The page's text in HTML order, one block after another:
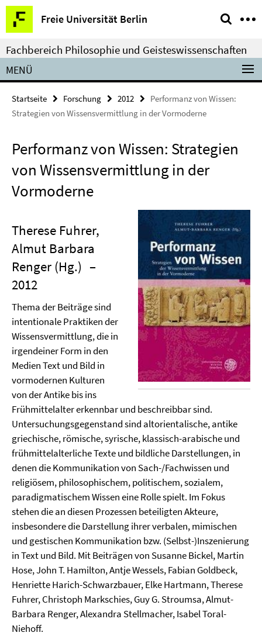
Springe
direkt
zu
Inhalt
Freie Universität Berlin
Service-
Navigation
Fachbereich Philosophie und Geisteswissenschaften
MENÜ
Startseite Forschung 2012
Performanz von Wissen:
Strategien von Wissensvermittlung in der Vormoderne
Performanz von Wissen: Strategien
von Wissensvermittlung in der
Vormoderne
Therese Fuhrer,
Almut Barbara
Renger (Hg.) –
2012
Thema der Beiträge sind
intentionale Praktiken der
Wissensvermittlung, die in
irgendeiner Form in den
Medien Text und Bild in
vormodernen Kulturen
von der Antike bis ins
Frühmittelalter erkennbar und beschreibbar sind.
Untersuchungsgegenstand sind altorientalische, antike
griechische, römische, syrische, klassisch-arabische und
frühmittelalterliche Texte und bildliche Darstellungen, in
denen die Kommunikation von Sach-/Fachwissen und
religiösem, philosophischem, politischem, sozialem,
paradigmatischem Wissen eine Rolle spielt. Im Fokus
stehen die an diesen Prozessen beteiligten Akteure,
insbesondere die Darstellung ihrer verbalen, mimischen
und gestischen Kommunikation bzw. (Selbst-)Inszenierung
in Text und Bild. Mit Beiträgen von Susanne Bickel, Martin
Hose, John T. Hamilton, Antje Wessels, Fabian Goldbeck,
Henriette Harich-Schwarzbauer, Elke Hartmann, Therese
Fuhrer, Christoph Markschies, Guy G. Stroumsa, Almut-
Barbara Renger, Alexandra Stellmacher, Isabel Toral-
Niehoff.